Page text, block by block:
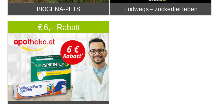
BIOGENA-PETS Ludwegs – zuckerfrei leben
€ 6,- Rabatt